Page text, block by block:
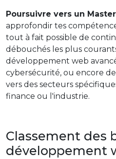
Poursuivre vers un
approfondir tes
tout à fait possible de
débouchés les plus
développement web
cybersécurité, ou encore
vers des secteurs
finance ou l'industrie.
Classement des
développement